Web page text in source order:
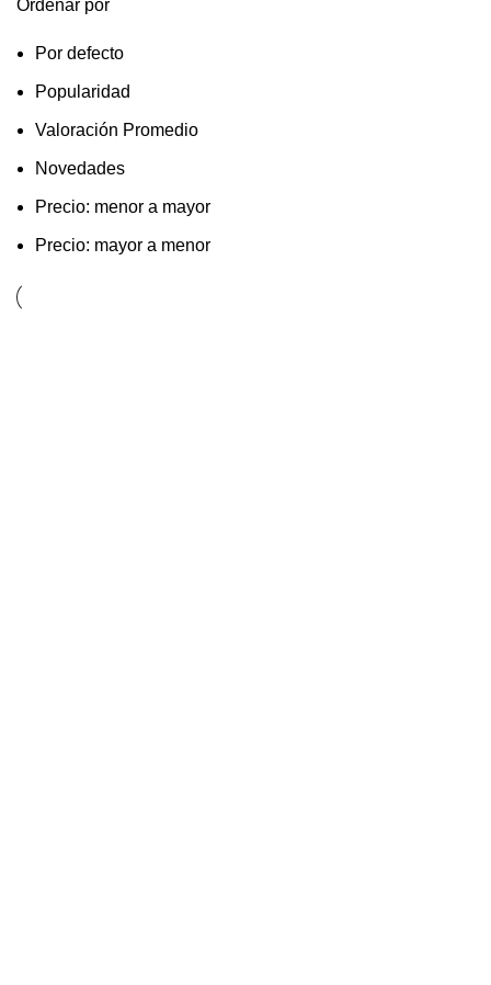
Ordenar por
Por defecto
Popularidad
Valoración Promedio
Novedades
Precio: menor a mayor
Precio: mayor a menor